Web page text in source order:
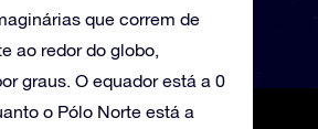
que correm de
ao redor do globo,
graus. O equador está a 0
o Pólo Norte está a